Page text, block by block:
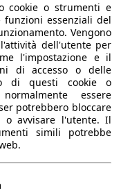
l
cookie o strumenti e
essenziali del
Vengono
dell'utente per
l'impostazione e il
di accesso o delle
di questi cookie o
essere
potrebbero bloccare
avvisare l'utente. Il
simili potrebbe